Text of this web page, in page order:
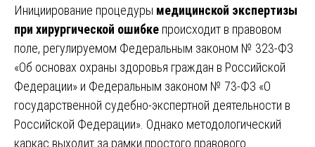
Инициирование процедуры медицинской экспертизы
при хирургической ошибке происходит в правовом
поле, регулируемом Федеральным законом № 323-ФЗ
«Об основах охраны здоровья граждан в Российской
Федерации» и Федеральным законом № 73-ФЗ «О
государственной судебно-экспертной деятельности в
Российской Федерации». Однако методологический
каркас выходит за рамки простого правового